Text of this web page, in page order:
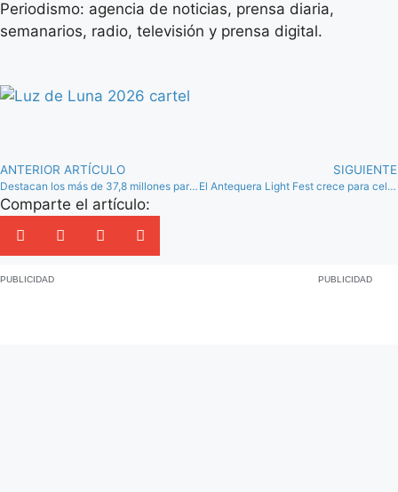
Periodismo: agencia de noticias, prensa diaria,
semanarios, radio, televisión y prensa digital.
ANTERIOR ARTÍCULO
Destacan los más de 37,8 millones para la comarca de Antequera en ayudas por los daños de las borrascas
SIGUIENTE
El Antequera Light Fest crece para celebrar 10 años de Patrimonio Mundial del Sitio de los Dólmenes
Comparte el artículo:
PUBLICIDAD PUBLICIDAD